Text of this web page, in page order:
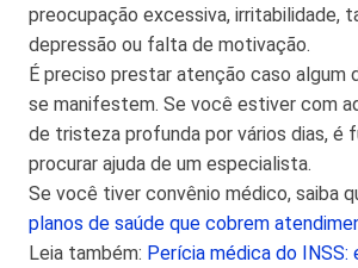
preocupação excessiva, irritabilidade,
depressão ou falta de motivação.
É preciso prestar atenção caso algum
se manifestem. Se você estiver com
de tristeza profunda por vários dias, é
procurar ajuda de um especialista.
Se você tiver convênio médico, saiba
planos de saúde que cobrem
Leia também: Perícia médica do INSS: